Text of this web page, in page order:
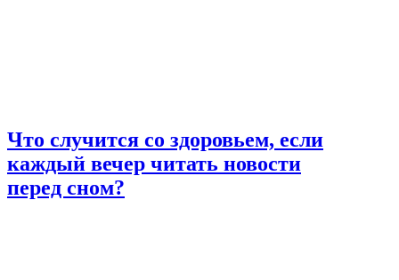
Что случится со здоровьем, если
каждый вечер читать новости
перед сном?